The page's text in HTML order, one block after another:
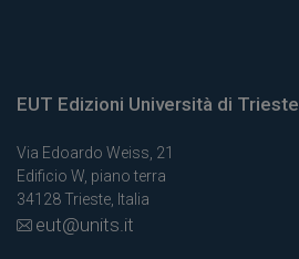
EUT Edizioni Università di Trieste
Via Edoardo Weiss, 21
Edificio W, piano terra
34128 Trieste, Italia
eut@units.it